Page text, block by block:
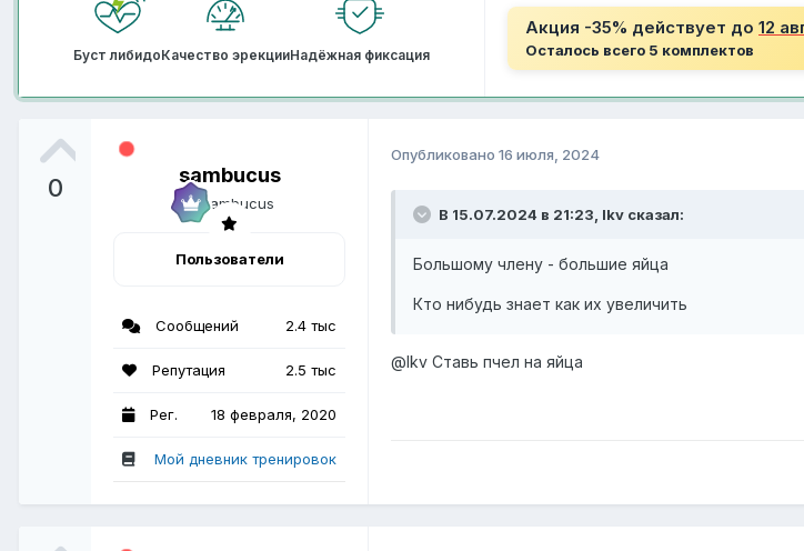
Буст либидоКачество эрекцииНадёжная фиксация
Акция -35% действует до 12
Осталось всего 5 комплектов
0 sambucus
Пользователи
Сообщений 2.4 тыс
Репутация 2.5 тыс
Рег. 18 февраля, 2020
Мой дневник тренировок
Опубликовано 16 июля, 2024
В 15.07.2024 в 21:23, lkv сказал:
Большому члену - большие яйца
Кто нибудь знает как их увеличить
@lkv Ставь пчел на яйца